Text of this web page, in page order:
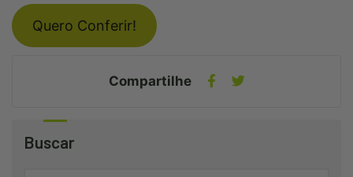
Quero Conferir!
Compartilhe
Buscar